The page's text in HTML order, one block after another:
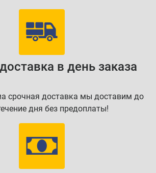
в день заказа
срочная доставка мы доставим до
дня без предоплаты!